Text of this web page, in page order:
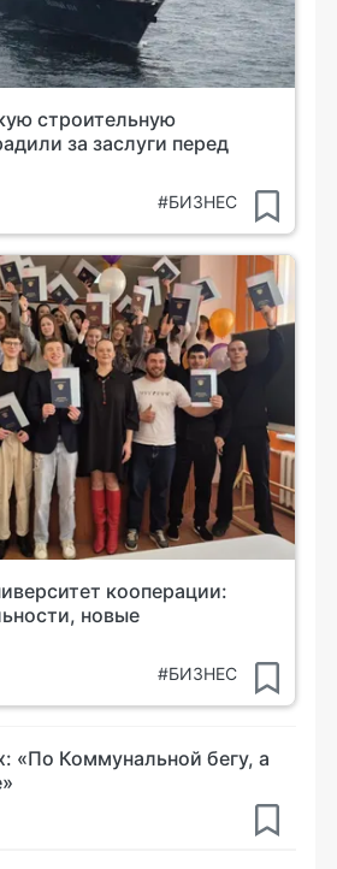
строительную
за заслуги перед
#БИЗНЕС
кооперации:
новые
#БИЗНЕС
«По Коммунальной бегу, а